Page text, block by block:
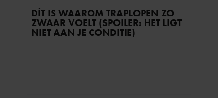
DÍT IS WAAROM TRAPLOPEN ZO
ZWAAR VOELT (SPOILER: HET LIGT
NIET AAN JE CONDITIE)